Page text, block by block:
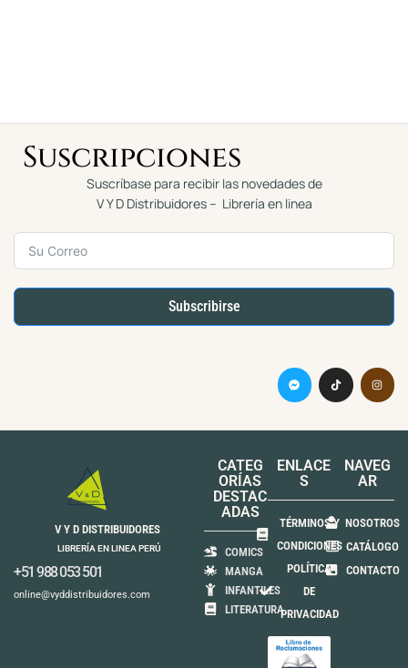
Suscripciones
Suscríbase para recibir las novedades de
V Y D Distribuidores – Librería en linea
Subscribirse
V Y D DISTRIBUIDORES
LIBRERÍA EN LINEA PERÚ
+51 988 053 501
online@vyddistribuidores.com
CATEG
ORÍAS
DESTAC
ADAS
COMICS
MANGA
INFANTILES
LITERATURA
ENLACE
S
TÉRMINOS Y
CONDICIONES
POLÍTICA
DE
PRIVACIDAD
NAVEG
AR
NOSOTROS
CATÁLOGO
CONTACTO